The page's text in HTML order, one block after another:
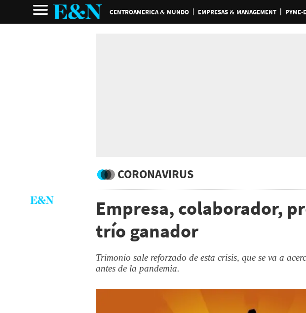
CENTROAMERICA & MUNDO EMPRESAS & MANAGEMENT PYME-
CORONAVIRUS
Empresa, colaborador,
trío ganador
Trimonio sale reforzado de esta crisis, que se va a
antes de la pandemia.